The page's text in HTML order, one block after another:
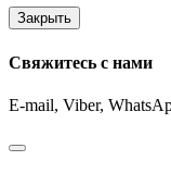
Закрыть
Свяжитесь с нами
E-mail, Viber,